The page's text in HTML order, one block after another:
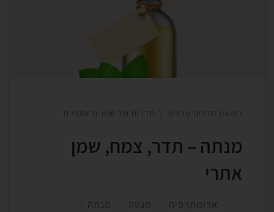
המנתה הוא גם כן נוגד עווית, ולכן יעיל לכל מה שקשור
לכאבי בטן, כאבי ראש, ושרירים תפוסים. (ממש מפזר
חומצה לקטית בשרירים, מאזן מאגרים של סידן, […]
רפואת תדרים טבעית תדרים של שמנים אתריים
מנתה – תדר, צמח, שמן
אתרי
ארומתרפיה מנטה
מנתה